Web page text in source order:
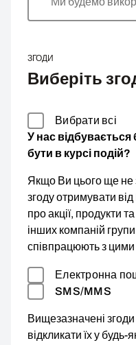
ЗГОДИ
Виберіть
Вибрати всі
У нас
бути в курсі подій?
Якщо Ви цього ще не
згоду отримувати
про акції, продукти
інших компаній групи
співпрацюють з
Електронна
SMS/MMS
Вищезазначені
відкликати їх у